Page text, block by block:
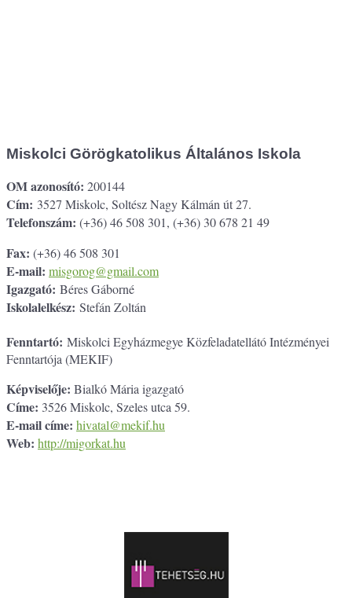
Miskolci Görögkatolikus Általános Iskola
OM azonosító: 200144
Cím: 3527 Miskolc, Soltész Nagy Kálmán út 27.
Telefonszám: (+36) 46 508 301, (+36) 30 678 21 49
Fax: (+36) 46 508 301
E-mail: misgorog@gmail.com
Igazgató: Béres Gáborné
Iskolalelkész: Stefán Zoltán
Fenntartó: Miskolci Egyházmegye Közfeladatellátó Intézményei
Fenntartója (MEKIF)
Képviselője: Bialkó Mária igazgató
Címe: 3526 Miskolc, Szeles utca 59.
E-mail címe: hivatal@mekif.hu
Web: http://migorkat.hu